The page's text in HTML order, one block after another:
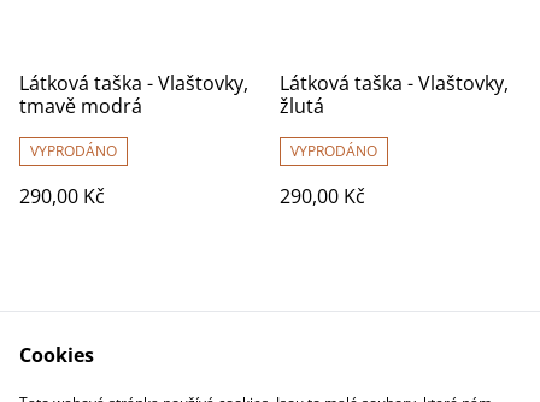
Látková taška - Vlaštovky,
tmavě modrá
VYPRODÁNO
290,00 Kč
Látková taška - Vlaštovky,
žlutá
VYPRODÁNO
290,00 Kč
Kontakty
Obchodní podmínky
Cookies